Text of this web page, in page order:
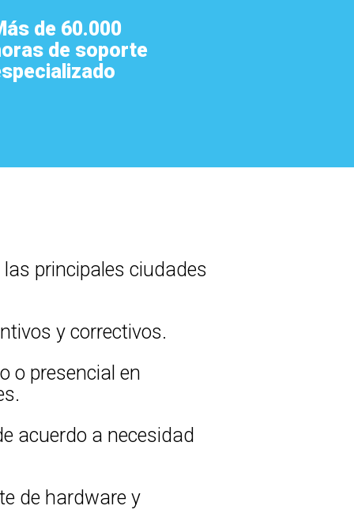
de 60.000
de soporte
principales ciudades
y correctivos.
o presencial en
acuerdo a necesidad
de hardware y